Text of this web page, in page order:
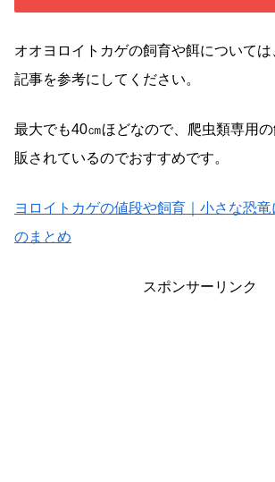
オオヨロイトカゲの飼育や餌について
記事を参考にしてください。
最大でも40㎝ほどなので、爬虫類専用
販されているのでおすすめです。
ヨロイトカゲの値段や飼育｜小さな恐
のまとめ
スポンサーリンク